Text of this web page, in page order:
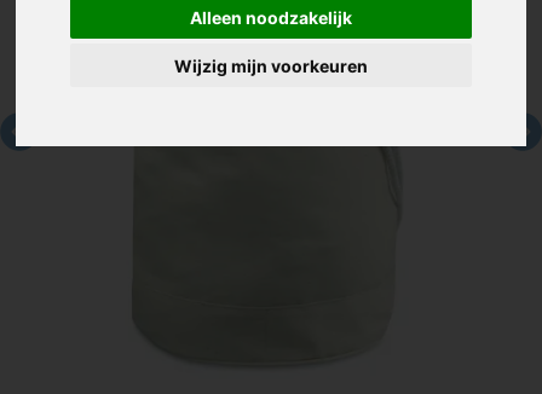
Alleen noodzakelijk
Wijzig mijn voorkeuren